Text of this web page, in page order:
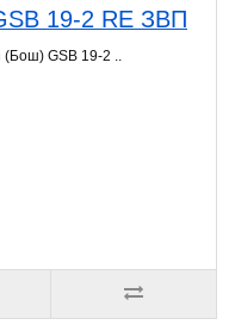
19-2 RE ЗВП
(Бош) GSB 19-2 ..